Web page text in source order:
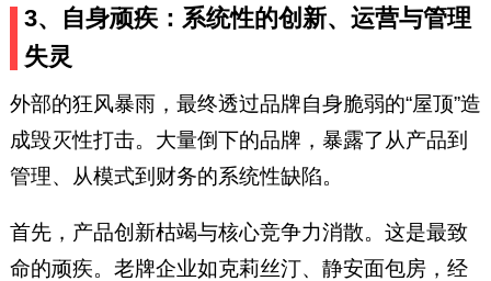
3、自身顽疾：系统性的创新、运营与管理
失灵
外部的狂风暴雨，最终透过品牌自身脆弱的“屋顶”造
成毁灭性打击。大量倒下的品牌，暴露了从产品到
管理、从模式到财务的系统性缺陷。
首先，产品创新枯竭与核心竞争力消散。这是最致
命的顽疾。老牌企业如克莉丝汀、静安面包房，经